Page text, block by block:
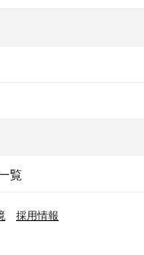
覧
採用情報